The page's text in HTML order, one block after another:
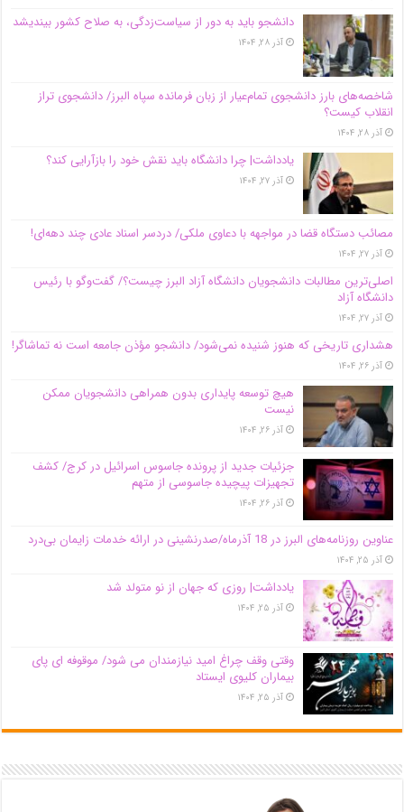
دانشجو باید به دور از سیاست‌زدگی، به صلاح کشور بیندیشد
آذر ۲۸, ۱۴۰۴
شاخصه‌های بارز دانشجوی تمام‌عیار از زبان فرمانده سپاه البرز/ دانشجوی تراز
انقلاب کیست؟
آذر ۲۸, ۱۴۰۴
یادداشت| چرا دانشگاه باید نقش خود را بازآرایی کند؟
آذر ۲۷, ۱۴۰۴
مصائب دستگاه قضا در مواجهه با دعاوی ملکی/ دردسر اسناد عادی چند‌ دهه‌ای!
آذر ۲۷, ۱۴۰۴
اصلی‌ترین مطالبات دانشجویان دانشگاه آزاد البرز چیست؟/ گفت‌وگو با رئیس
دانشگاه آز‌اد
آذر ۲۷, ۱۴۰۴
هشداری تاریخی که هنوز شنیده نمی‌شود/ دانشجو مؤذن جامعه است نه تماشاگر!
آذر ۲۶, ۱۴۰۴
هیچ توسعه پایداری بدون همراهی دانشجویان ممکن
نیست
آذر ۲۶, ۱۴۰۴
جزئیات جدید از پرونده جاسوس اسرائیل در کرج/‌ کشف
تجهیزات پیچیده جاسوسی از متهم
آذر ۲۶, ۱۴۰۴
عناوین روزنامه‌های البرز در ‌18 آذرماه/صدرنشینی در ارائه خدمات زایمان بی‌درد
آذر ۲۵, ۱۴۰۴
یادداشت| روزی که جهان از نو متولد شد
آذر ۲۵, ۱۴۰۴
وقتی وقف چراغ امید نیازمندان می شود/ موقوفه ای پای
بیماران کلیوی ایستاد
آذر ۲۵, ۱۴۰۴